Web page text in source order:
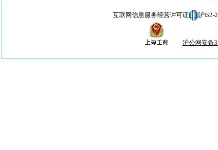
互联网信息服务经营许可证 沪B2-
沪公网安备